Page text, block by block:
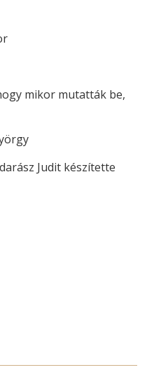
mikor mutatták be,
Judit készítette